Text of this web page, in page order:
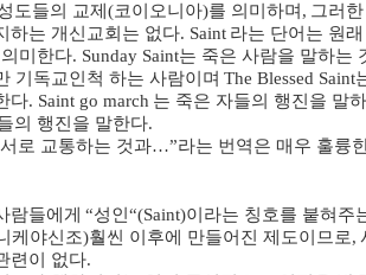
도들의 교제 (코이오니아)를 의미하며 , 그러
하는 개신교회는 없다. Saint 라는 단어는 원
미한다. Sunday Saint는 죽은 사람을 말하는
기독교인척 하는 사람이며 The Blessed Saint
다. Saint go march 는 죽은 자들의 행진을 말
의 행진을 말한다.
로 교통하는 것과…”라는 번역은 매우 훌륭
람들에게 “성인 “(Saint)이라는 칭호를 붙혀주
케야신조)훨씬 이후에 만들어진 제도이므로,
련이 없다.